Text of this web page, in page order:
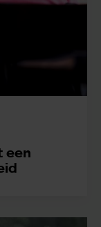
een